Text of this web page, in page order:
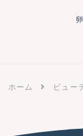
ホーム ビュー